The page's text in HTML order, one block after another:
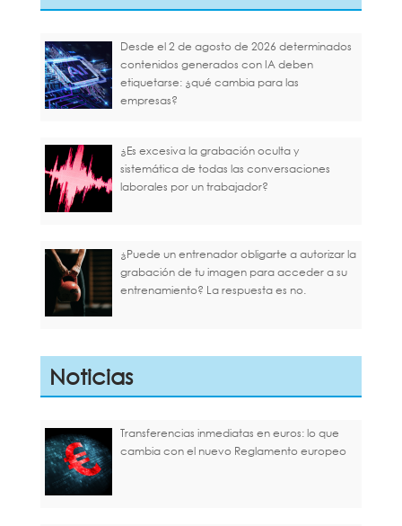
Desde el 2 de agosto de 2026 determinados
contenidos generados con IA deben
etiquetarse: ¿qué cambia para las
empresas?
¿Es excesiva la grabación oculta y
sistemática de todas las conversaciones
laborales por un trabajador?
¿Puede un entrenador obligarte a autorizar la
grabación de tu imagen para acceder a su
entrenamiento? La respuesta es no.
Noticias
Transferencias inmediatas en euros: lo que
cambia con el nuevo Reglamento europeo